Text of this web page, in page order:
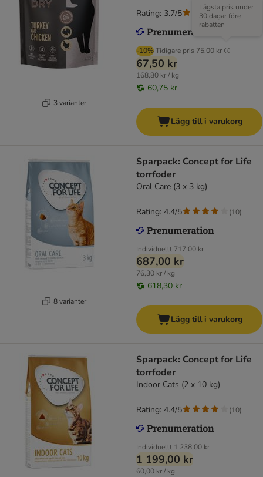
3 varianter
-10%Tidigare pris 75,00 kr
Lägsta pris under
30 dagar före
rabatten
67,50 kr
168,80 kr / kg
60,75 kr
Rating: 3.7/5 (3)
Lägg till i varukorg
8 varianter
Sparpack: Concept for Life
torrfoder
Oral Care (3 x 3 kg)
Individuellt 717,00 kr
687,00 kr
76,30 kr / kg
618,30 kr
Rating: 4.4/5 (10)
Lägg till i varukorg
Sparpack: Concept for Life
torrfoder
Indoor Cats (2 x 10 kg)
Individuellt 1 238,00 kr
1 199,00 kr
60,00 kr / kg
Rating: 4.4/5 (10)